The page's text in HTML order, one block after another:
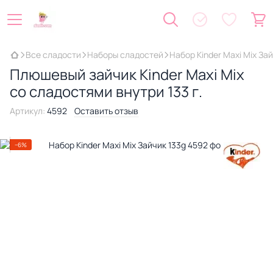
Все сладости Наборы сладостей Набор Kinder Maxi Mix
Плюшевый зайчик Kinder Maxi Mix
со сладостями внутри 133 г.
Артикул: 4592 Оставить отзыв
−6%